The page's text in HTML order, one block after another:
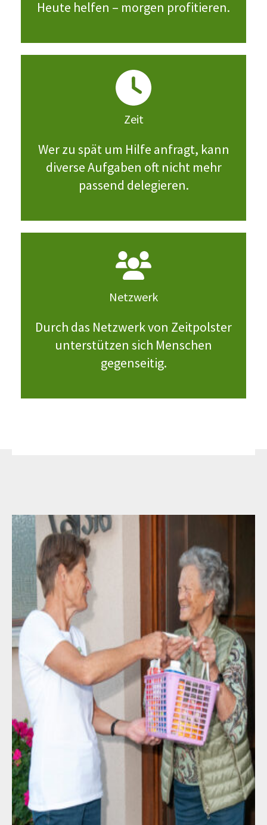
Heute helfen – morgen profitieren.
Zeit
Wer zu spät um Hilfe anfragt, kann
diverse Aufgaben oft nicht mehr
passend delegieren.
Netzwerk
Durch das Netzwerk von Zeitpolster
unterstützen sich Menschen
gegenseitig.